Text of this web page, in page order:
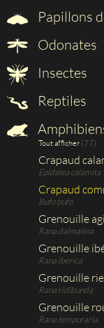
Papillons
Odonates
Insectes
Reptiles
Tout afficher (77)
Crapaud
Epidalea calamita
Crapaud
Bufo bufo
Grenouille
Rana dalmatina
Grenouille
Rana iberica
Grenouille
Rana ridibunda
Grenouille
Rana temporaria